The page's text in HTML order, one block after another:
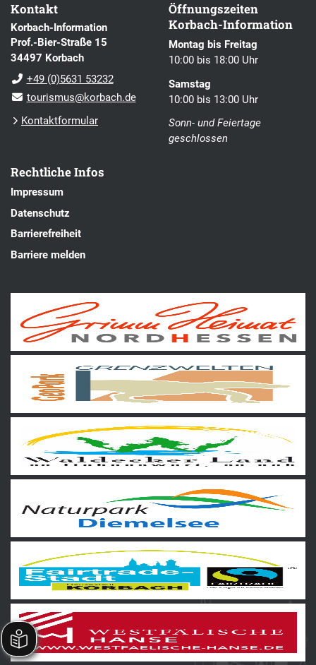
Kontakt
Korbach-Information
Prof.-Bier-Straße 15
34497 Korbach
+49 (0)5631 53232
tourismus@korbach.de
Kontaktformular
Öffnungszeiten
Korbach-Information
Montag bis Freitag
10:00 bis 18:00 Uhr
Samstag
10:00 bis 13:00 Uhr
Sonn- und Feiertage
geschlossen
Rechtliche Infos
Impressum
Datenschutz
Barrierefreiheit
Barriere melden